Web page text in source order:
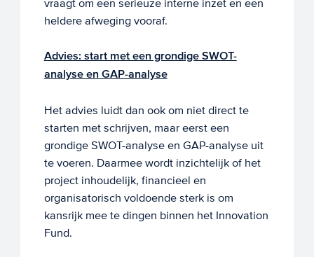
vraagt om een serieuze interne inzet en een
heldere afweging vooraf.
Advies: start met een grondige SWOT-
analyse en GAP-analyse
Het advies luidt dan ook om niet direct te
starten met schrijven, maar eerst een
grondige SWOT-analyse en GAP-analyse uit
te voeren. Daarmee wordt inzichtelijk of het
project inhoudelijk, financieel en
organisatorisch voldoende sterk is om
kansrijk mee te dingen binnen het Innovation
Fund.